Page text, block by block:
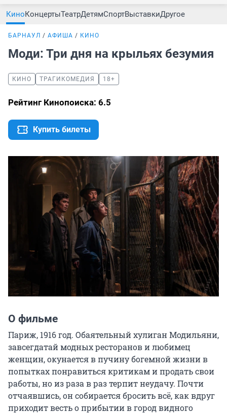
КиноКонцертыТеатрДетямСпортВыставкиДругое
БАРНАУЛ АФИША КИНО
Моди: Три дня на крыльях безумия
КИНО ТРАГИКОМЕДИЯ 18+
Рейтинг Кинопоиска: 6.5
Купить билеты
О фильме
Париж, 1916 год. Обаятельный хулиган Модильяни,
завсегдатай модных ресторанов и любимец
женщин, окунается в пучину богемной жизни в
попытках понравиться критикам и продать свои
работы, но из раза в раз терпит неудачу. Почти
отчаявшись, он собирается бросить всё, как вдруг
приходит весть о прибытии в город видного